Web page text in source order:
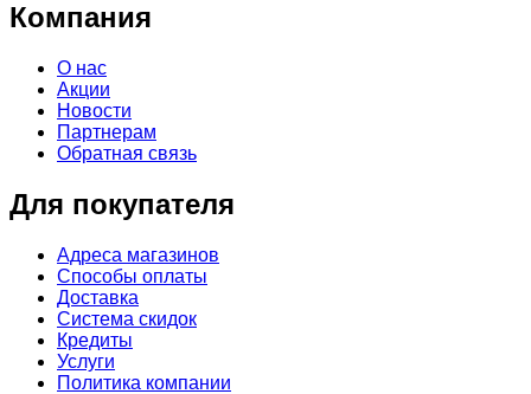
Компания
О нас
Акции
Новости
Партнерам
Обратная связь
Для покупателя
Адреса магазинов
Способы оплаты
Доставка
Система скидок
Кредиты
Услуги
Политика компании